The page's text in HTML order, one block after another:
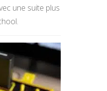
une suite plus